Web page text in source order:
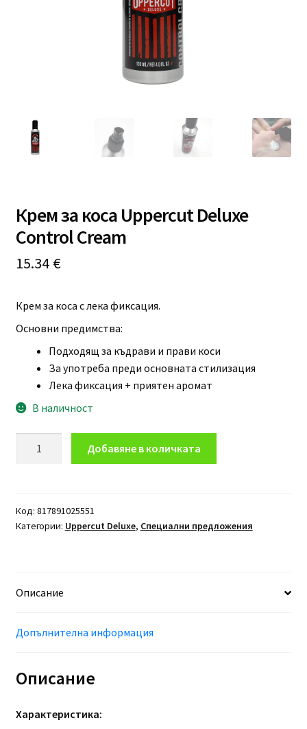
Професионално оборудване
Специални предложения
Крем за коса Uppercut Deluxe
Control Cream
15.34 €
Крем за коса с лека фиксация.
Основни предимства:
Подходящ за къдрави и прави коси
За употреба преди основната стилизация
Лека фиксация + приятен аромат
В наличност
коса
Uppercut
Добавяне в количката
Код: 817891025551
Категории: Uppercut Deluxe, Специални предложения
Описание
Допълнителна информация
Описание
Характеристика: